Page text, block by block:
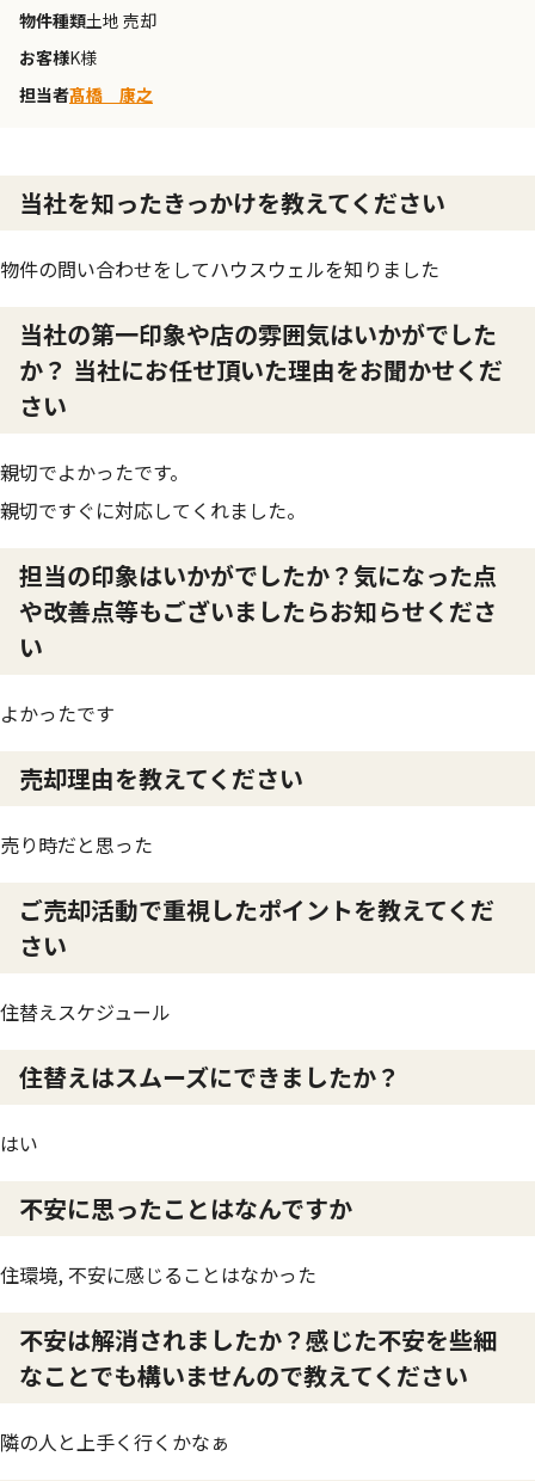
物件種類土地 売却
お客様K様
担当者髙橋 康之
当社を知ったきっかけを教えてください
物件の問い合わせをしてハウスウェルを知りました
当社の第一印象や店の雰囲気はいかがでした
か？ 当社にお任せ頂いた理由をお聞かせくだ
さい
親切でよかったです。
親切ですぐに対応してくれました。
担当の印象はいかがでしたか？気になった点
や改善点等もございましたらお知らせくださ
い
よかったです
売却理由を教えてください
売り時だと思った
ご売却活動で重視したポイントを教えてくだ
さい
住替えスケジュール
住替えはスムーズにできましたか？
はい
不安に思ったことはなんですか
住環境, 不安に感じることはなかった
不安は解消されましたか？感じた不安を些細
なことでも構いませんので教えてください
隣の人と上手く行くかなぁ